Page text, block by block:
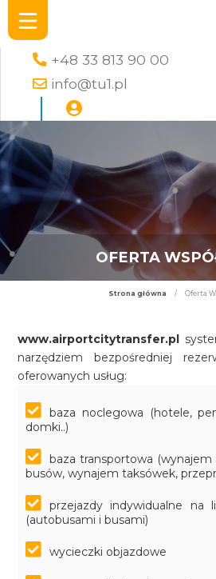
+48 33 813 90 00
info@tu1.pl
OFERTA
Strona główna /
Oferta
www.airportcitytransfer.pl
narzędziem bezpośredniej
oferowanych usług:
baza noclegowa (hotele,
domki..)
baza transportowa
busów, wynajem taksówek,
przejazdy indywidualne na
(autobusami i busami)
wycieczki objazdowe